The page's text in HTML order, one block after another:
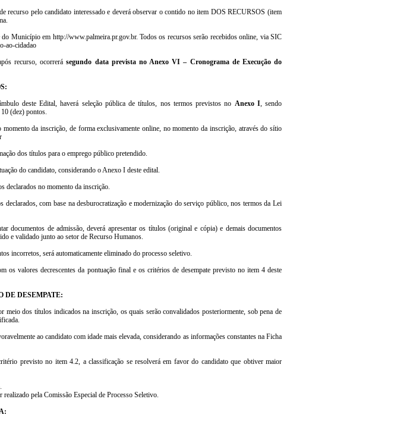
recurso pelo candidato interessado e deverá observar o contido no item DOS RECURSOS (item
Município em http://www.palmeira.pr.gov.br. Todos os recursos serão recebidos online, via SIC
ao-cidadao
recurso, ocorrerásegundo data prevista no Anexo VI – Cronograma de Execução do
deste Edital, haverá seleção pública de títulos, nos termos previstos no Anexo I, sendo
(dez) pontos.
da inscrição, de forma exclusivamente online, no momento da inscrição, através do sítio
dos títulos para o emprego público pretendido.
do candidato, considerando o Anexo I deste edital.
declarados no momento da inscrição.
com base na desburocratização e modernização do serviço público, nos termos da Lei
documentos de admissão, deverá apresentar os títulos (original e cópia) e demais documentos
e validado junto ao setor de Recurso Humanos.
incorretos, será automaticamente eliminado do processo seletivo.
os valores decrescentes da pontuação final e os critérios de desempate previsto no item 4 deste
DE DESEMPATE:
meio dos títulos indicados na inscrição, os quais serão convalidados posteriormente, sob pena de
ao candidato com idade mais elevada, considerando as informações constantes na Ficha
previsto no item 4.2, a classificação se resolverá em favor do candidato que obtiver maior
pela Comissão Especial de Processo Seletivo.